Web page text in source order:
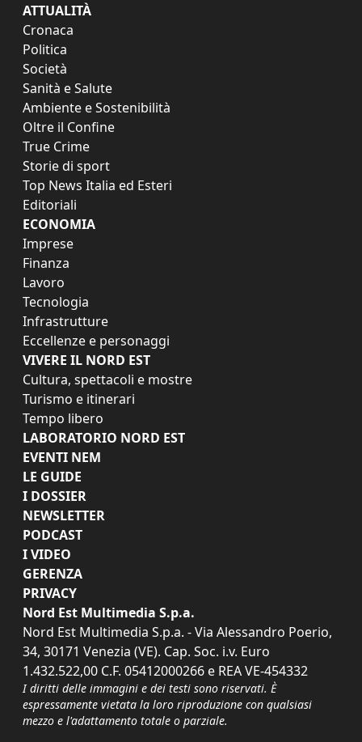
ATTUALITÀ
Cronaca
Politica
Società
Sanità e Salute
Ambiente e Sostenibilità
Oltre il Confine
True Crime
Storie di sport
Top News Italia ed Esteri
Editoriali
ECONOMIA
Imprese
Finanza
Lavoro
Tecnologia
Infrastrutture
Eccellenze e personaggi
VIVERE IL NORD EST
Cultura, spettacoli e mostre
Turismo e itinerari
Tempo libero
LABORATORIO NORD EST
EVENTI NEM
LE GUIDE
I DOSSIER
NEWSLETTER
PODCAST
I VIDEO
GERENZA
PRIVACY
Nord Est Multimedia S.p.a.
Nord Est Multimedia S.p.a. - Via Alessandro Poerio,
34, 30171 Venezia (VE). Cap. Soc. i.v. Euro
1.432.522,00 C.F. 05412000266 e REA VE-454332
I diritti delle immagini e dei testi sono riservati. È
espressamente vietata la loro riproduzione con qualsiasi
mezzo e l'adattamento totale o parziale.